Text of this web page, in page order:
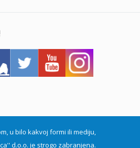
u bilo kakvoj formi ili mediju,
d.o.o. je strogo zabranjena.